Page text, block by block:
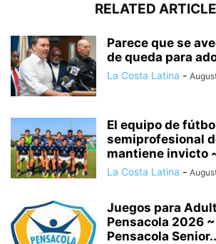
RELATED
Parece que se
de queda para
La Costa Latina -
El equipo de
semiprofesional
mantiene invicto
La Costa Latina -
Juegos para
Pensacola 2026
Pensacola